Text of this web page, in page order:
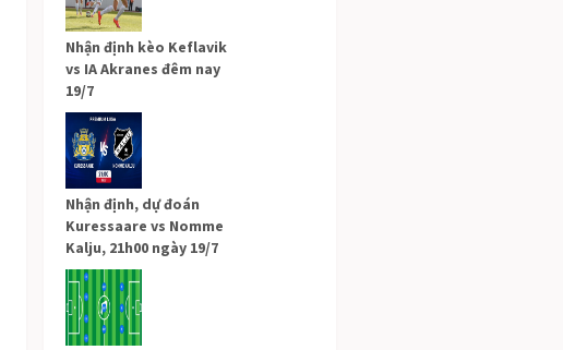
Nhận định kèo Keflavik
vs IA Akranes đêm nay
19/7
Nhận định, dự đoán
Kuressaare vs Nomme
Kalju, 21h00 ngày 19/7